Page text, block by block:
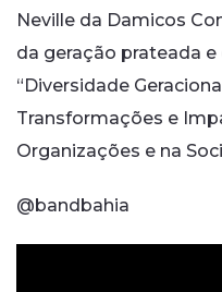
Neville da Damicos
da geração prateada
“Diversidade
Transformações e
Organizações e na
@bandbahia